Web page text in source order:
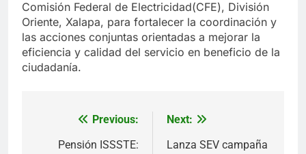
Comisión Federal de Electricidad(CFE), División
Oriente, Xalapa, para fortalecer la coordinación y
las acciones conjuntas orientadas a mejorar la
eficiencia y calidad del servicio en beneficio de la
ciudadanía.
Navegación
Previous:
Pensión ISSSTE:
Next:
Lanza SEV campaña